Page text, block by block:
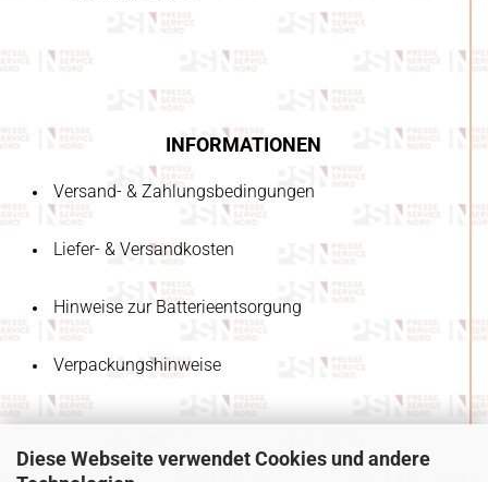
Diese Webseite verwendet Cookies und andere
INFORMATIONEN
Versand- & Zahlungsbedingungen
Liefer- & Versandkosten
Hinweise zur Batterieentsorgung
Verpackungshinweise